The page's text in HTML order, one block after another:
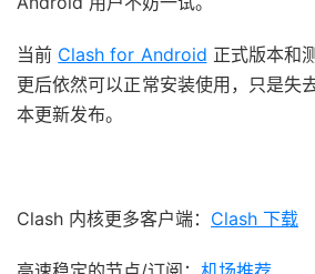
当前 Clash for Android 正式版本和
更后依然可以正常安装使用，只是失
本更新发布。
Clash 内核更多客户端： Clash 下载